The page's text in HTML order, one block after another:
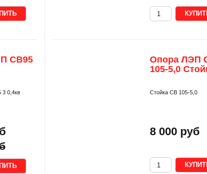
СВ95
0,4кв
Опора ЛЭП
105-5,0
Стойка СВ 105-5,0
8 000 руб